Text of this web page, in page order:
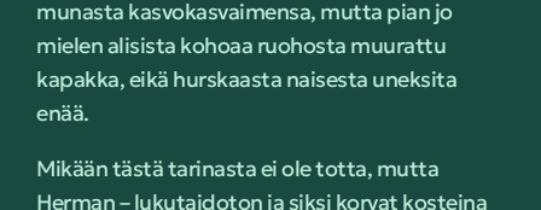
munasta kasvokasvaimensa, mutta pian jo
mielen alisista kohoaa ruohosta muurattu
kapakka, eikä hurskaasta naisesta uneksita
enää.
Mikään tästä tarinasta ei ole totta, mutta
Herman – lukutaidoton ja siksi korvat kosteina